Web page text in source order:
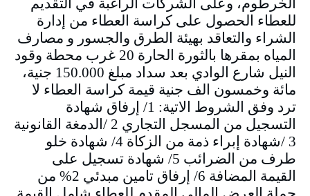
للعطاء الحصول على كراسة العطاء من إدارة
الشراء والتعاقد بهيئة الطرق والجسور و مصارف
المياه بمقرها بالثورة الحارة 20 غرب محطة وقود
النيل شارع الوادي بعد سداد مبلغ 150.000 جنية،
مائة وخمسون الف جنية قيمة كراسة العطاء لا
ترد وفق الشروط الاتية: 1/ إرفاق شهادة
التسجيل من المسجل التجاري 2 /الدمغة القانونية
3 /شهادة إبراء ذمة من الزكاة 4/ شهادة خلو
طرف من الضرائب 5/ شهادة تسجيل على
القيمة المضافة 6/ إرفاق تامين مبدئي 2% من